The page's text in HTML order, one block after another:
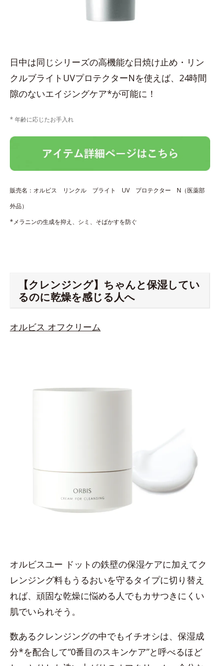
日中は同じシリーズの高機能な日焼け止め・リン
クルブライトUVプロテクターNを使えば、24時間
隙のないエイジングケア*が可能に！
* 年齢に応じたお手入れ
販売名：オルビス リンクル ブライト UV プロテクター N（医薬部
外品）
*メラニンの生成を抑え、シミ、そばかすを防ぐ
【クレンジング】ちゃんと保湿してい
るのに乾燥を感じる人へ
オルビス オフクリーム
オルビスユー ドットの鉄壁の保湿ケアに加えてク
レンジング料もうるおいを守るタイプに切り替え
れば、頑固な乾燥に悩める人でもカサつきにくい
肌でいられそう。
数あるクレンジングの中でもイチオシは、保湿成
分*を配合して“0番目のスキンケア”と呼べるほど